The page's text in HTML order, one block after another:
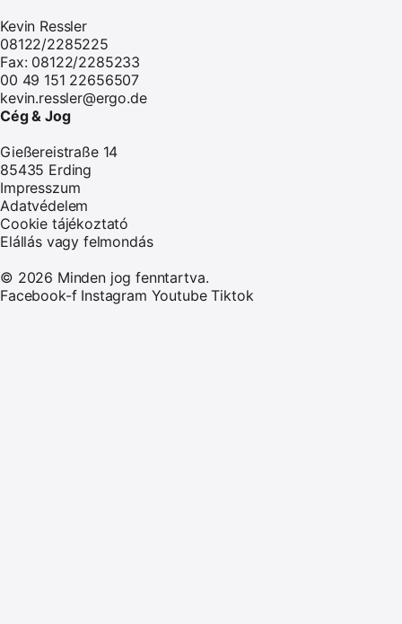
Kevin Ressler
08122/2285225
Fax: 08122/2285233
00 49 151 22656507
kevin.ressler@ergo.de
Cég & Jog
Gießereistraße 14
85435 Erding
Impresszum
Adatvédelem
Cookie tájékoztató
Elállás vagy felmondás
© 2026 Minden jog fenntartva.
Facebook-f Instagram Youtube Tiktok